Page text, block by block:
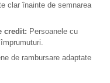
clar înainte de semnarea
credit: Persoanele cu
de rambursare adaptate